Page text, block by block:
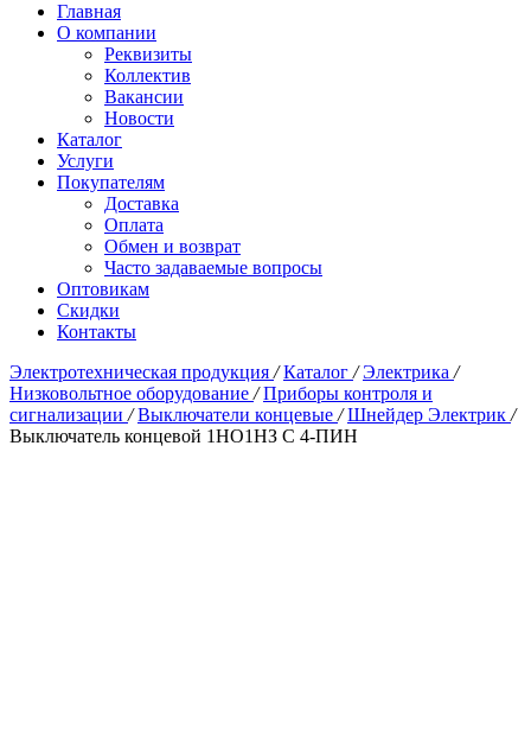
Главная
О компании
Реквизиты
Коллектив
Вакансии
Новости
Каталог
Услуги
Покупателям
Доставка
Оплата
Обмен и возврат
Часто задаваемые вопросы
Оптовикам
Скидки
Контакты
Электротехническая продукция / Каталог / Электрика /
Низковольтное оборудование / Приборы контроля и
сигнализации / Выключатели концевые / Шнейдер Электрик /
Выключатель концевой 1НО1НЗ С 4-ПИН